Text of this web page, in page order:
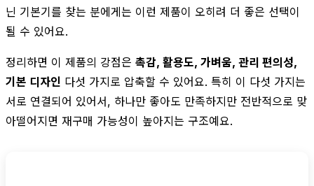
닌 기본기를 찾는 분에게는 이런 제품이 오히려 더 좋은 선택이
될 수 있어요.
정리하면 이 제품의 강점은 촉감, 활용도, 가벼움, 관리 편의성,
기본 디자인 다섯 가지로 압축할 수 있어요. 특히 이 다섯 가지는
서로 연결되어 있어서, 하나만 좋아도 만족하지만 전반적으로 맞
아떨어지면 재구매 가능성이 높아지는 구조예요.